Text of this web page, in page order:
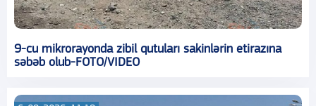
9-cu mikrorayonda zibil qutuları sakinlərin etirazına
səbəb olub-FOTO/VIDEO